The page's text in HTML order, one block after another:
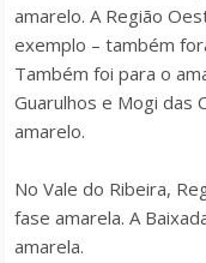
amarelo. A Região
exemplo – também
Também foi para o
Guarulhos e Mogi das
amarelo.
No Vale do Ribeira,
fase amarela. A
amarela.